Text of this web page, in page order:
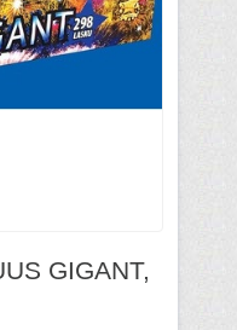
GIGANT,